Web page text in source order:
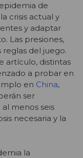
de
crisis actual y
y adaptar
Las presiones,
reglas del juego.
artículo, distintas
a probar en
en China,
ser
menos seis
necesaria y la
la